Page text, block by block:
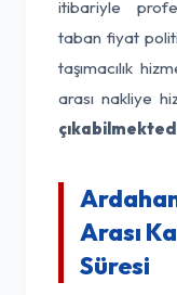
itibariyle
taban fiyat
taşımacılık
arası nakliye
Arası
Süresi